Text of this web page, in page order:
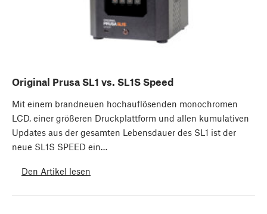
Original Prusa SL1 vs. SL1S Speed
Mit einem brandneuen hochauflösenden monochromen
LCD, einer größeren Druckplattform und allen kumulativen
Updates aus der gesamten Lebensdauer des SL1 ist der
neue SL1S SPEED ein…
Den Artikel lesen